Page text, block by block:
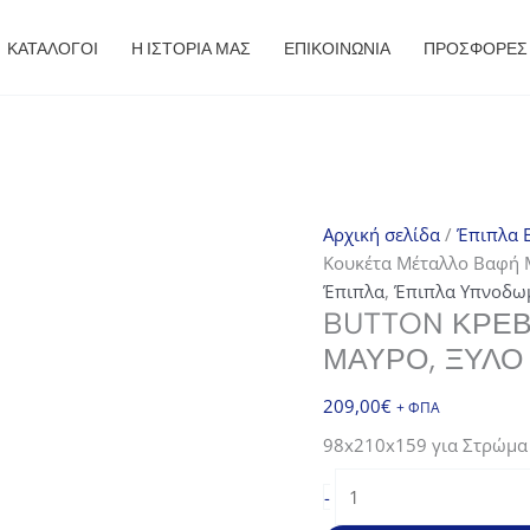
ΚΑΤΑΛΟΓΟΙ Η ΙΣΤΟΡΙΑ ΜΑΣ ΕΠΙΚΟΙΝΩΝΙΑ ΠΡΟΣΦΟΡΈΣ
Αρχική σελίδα/ Έπιπλα
Κουκέτα Μέταλλο Βαφή
Έπιπλα, Έπιπλα
BUTTON
ΜΑΎΡΟ, ΞΎΛΟ
209,00€ + ΦΠΑ
98x210x159 για
-
Κρεβάτι